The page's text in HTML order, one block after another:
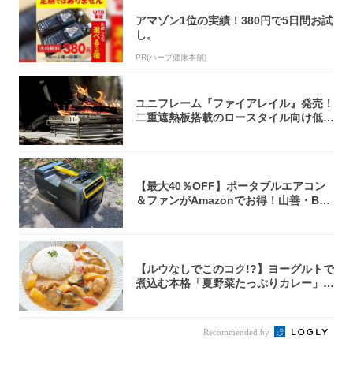
アマゾン1位の実績！380円で5日間お試
し。
PR(ハーブ健康本舗)
ユニフレーム『ファイアレイル』発売！
二重遮熱板搭載のロースタイル向け低型
【最大40％OFF】ポータブルエアコン
＆ファンがAmazonでお得！山善・Bo
【ルウなしでこのコク!?】ヨーグルトで
煮込む本格「夏野菜たっぷりカレー」作
Recommended by